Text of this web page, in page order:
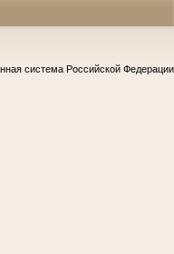
система Российской